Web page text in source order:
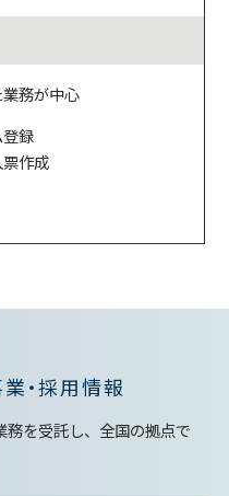
務が中心
録
作成
・採用情報
を受託し、全国の拠点で